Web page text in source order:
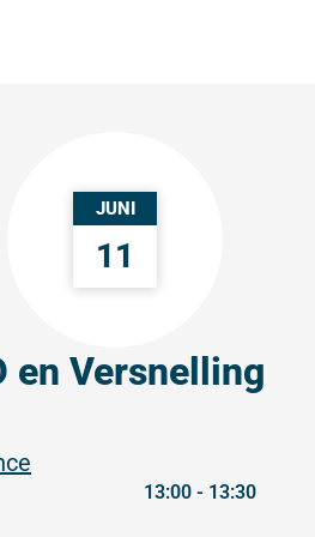
JUNI
11
en Versnelling
13:00 - 13:30